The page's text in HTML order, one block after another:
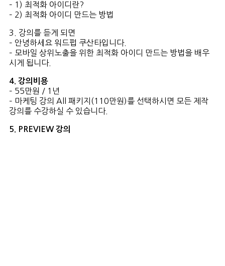
– 1) 최적화 아이디란?
– 2) 최적화 아이디 만드는 방법
3. 강의를 듣게 되면
– 안녕하세요 워드펍 쿠산타입니다.
– 모바일 상위노출을 위한 최적화 아이디 만드는 방법을 배우
시게 됩니다.
4. 강의비용
– 55만원 / 1년
– 마케팅 강의 All 패키지(110만원)를 선택하시면 모든 제작
강의를 수강하실 수 있습니다.
5. PREVIEW 강의